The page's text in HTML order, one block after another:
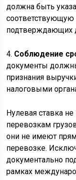
должна быть
подтверждающих
4. Соблюдение
документы
признания
налоговыми
Нулевая ставка
перевозкам
они не имеют
перевозке.
документально
рамках